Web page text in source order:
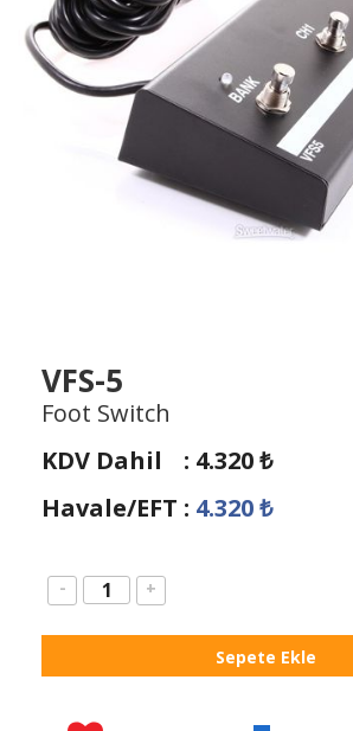
VFS-5
Foot Switch
KDV Dahil
: 4.320₺
Havale/EFT : 4.320₺
- +